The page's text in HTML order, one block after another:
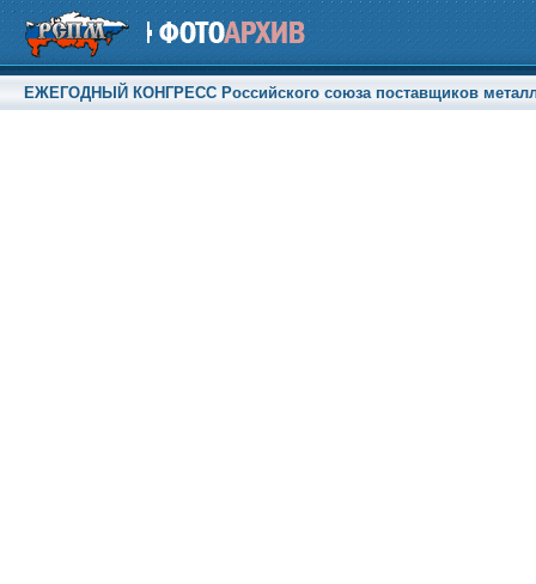
ЕЖЕГОДНЫЙ КОНГРЕСС Российского союза поставщиков